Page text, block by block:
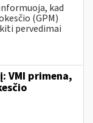
kad
(GPM)
pervedimai
VMI primena,